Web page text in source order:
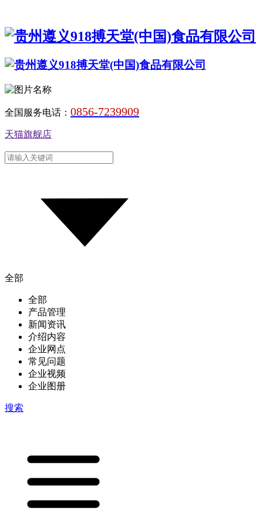
全国服务电话： 0856-7239909
天猫旗舰店
全部
全部
产品管理
新闻资讯
介绍内容
企业网点
常见问题
企业视频
企业图册
搜索